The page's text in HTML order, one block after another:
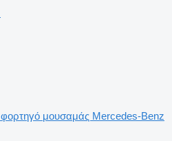
φορτηγό μουσαμάς Mercedes-Benz